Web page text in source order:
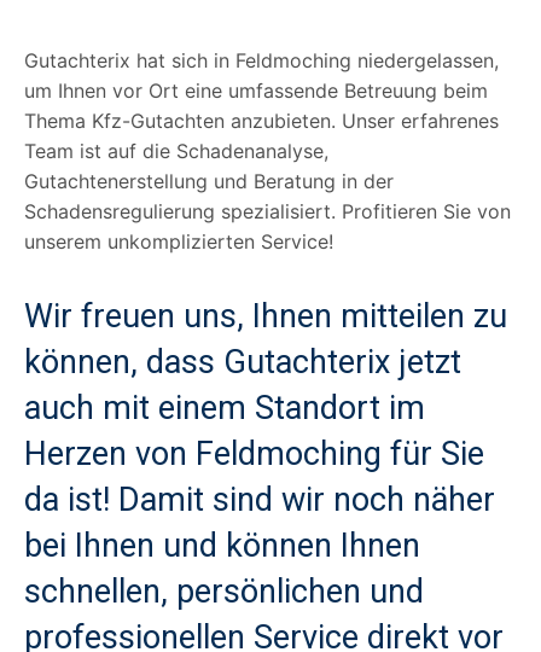
Gutachterix hat sich in Feldmoching niedergelassen,
um Ihnen vor Ort eine umfassende Betreuung beim
Thema Kfz-Gutachten anzubieten. Unser erfahrenes
Team ist auf die Schadenanalyse,
Gutachtenerstellung und Beratung in der
Schadensregulierung spezialisiert. Profitieren Sie von
unserem unkomplizierten Service!
Wir freuen uns, Ihnen mitteilen zu
können, dass Gutachterix jetzt
auch mit einem Standort im
Herzen von Feldmoching für Sie
da ist! Damit sind wir noch näher
bei Ihnen und können Ihnen
schnellen, persönlichen und
professionellen Service direkt vor